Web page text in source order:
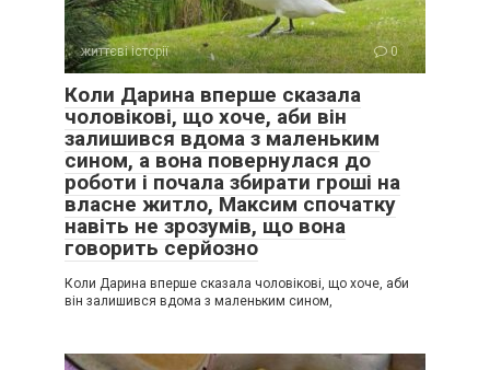
життєві історії 0
Коли Дарина вперше сказала
чоловікові, що хоче, аби він
залишився вдома з маленьким
сином, а вона повернулася до
роботи і почала збирати гроші на
власне житло, Максим спочатку
навіть не зрозумів, що вона
говорить серйозно
Коли Дарина вперше сказала чоловікові, що хоче, аби
він залишився вдома з маленьким сином,